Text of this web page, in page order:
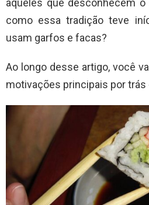
aqueles que desconhecem
como essa tradição teve
usam garfos e facas?
Ao longo desse artigo, você
motivações principais por trás